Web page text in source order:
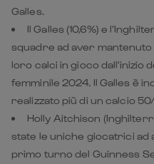
Galles.
Il Galles (10,6%) e
squadre ad aver mantenuto
loro calci in gioco dall'inizio
femminile 2024. Il Galles è
realizzato più di un calcio
Holly Aitchison
state le uniche giocatrici ad
primo turno del Guinness